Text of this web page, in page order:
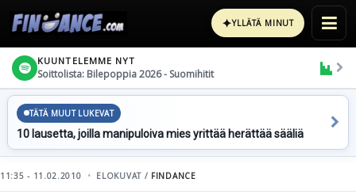
✦YLLÄTÄ MINUT
KUUNTELEMME NYT
Soittolista: Bilepoppia 2026 - Suomihitit
TÄTÄ MUUT LUKEVAT
10 lausetta, joilla manipuloiva mies yrittää herättää sääliä
11:35 - 11.02.2010 ELOKUVAT / FINDANCE